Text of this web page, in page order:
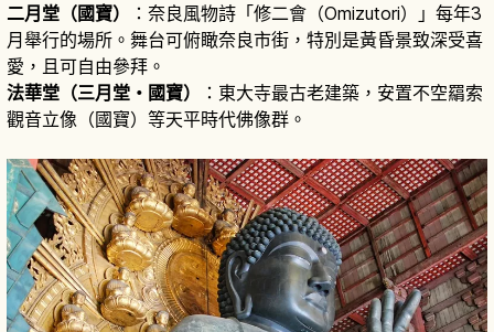
二月堂（國寶）
：奈良風物詩「修二會（Omizutori）」每年3
月舉行的場所。舞台可俯瞰奈良市街，特別是黃昏景致深受喜
愛，且可自由參拜。
法華堂（三月堂・國寶）
：東大寺最古老建築，安置不空羂索
觀音立像（國寶）等天平時代佛像群。